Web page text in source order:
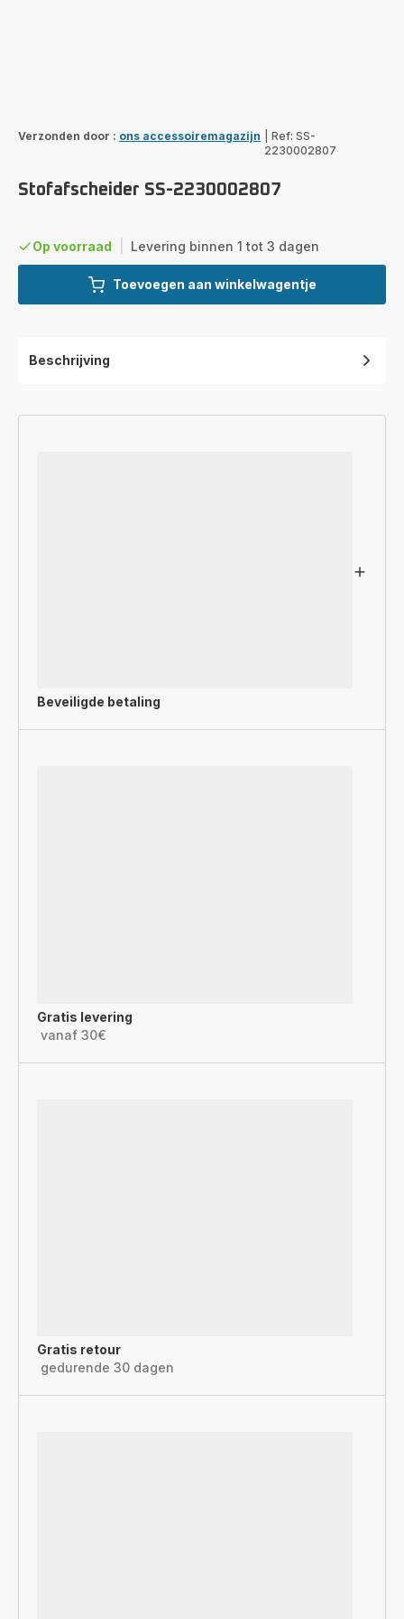
Verzonden door : ons accessoiremagazijn
Ref: SS-
2230002807
Stofafscheider SS-2230002807
Op voorraad Levering binnen 1 tot 3 dagen
Toevoegen aan winkelwagentje
Beschrijving
Beveiligde betaling
Gratis levering
vanaf 30€
Gratis retour
gedurende 30 dagen